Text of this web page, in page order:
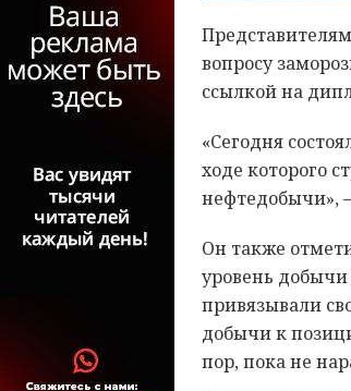
вопросу
ссылкой на
«Сегодня
ходе которого
нефтедобычи»,
Он также
уровень добычи
привязывали
добычи к
пор, пока не